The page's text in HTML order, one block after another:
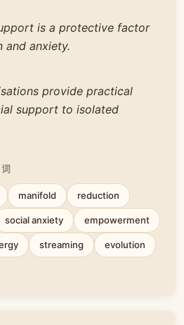
is a protective factor
and anxiety.
provide practical
support to isolated
manifold reduction
social anxiety empowerment
streaming evolution